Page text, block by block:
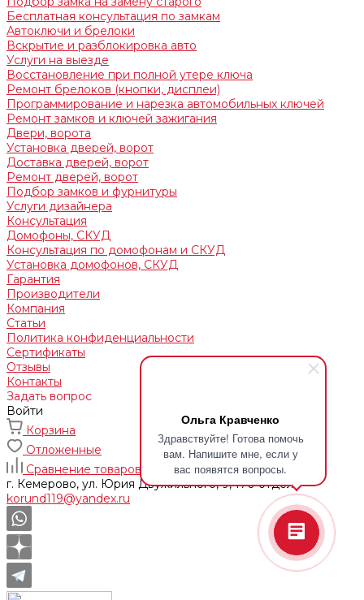
Ольга Кравченко
Здравствуйте! Готова помочь
вам. Напишите мне, если у
вас появятся вопросы.
Бесплатная консультация по замкам
Автоключи и брелоки
Вскрытие и разблокировка авто
Услуги на выезде
Восстановление при полной утере ключа
Ремонт брелоков (кнопки, дисплеи)
Программирование и нарезка автомобильных ключей
Ремонт замков и ключей зажигания
Двери, ворота
Установка дверей, ворот
Доставка дверей, ворот
Ремонт дверей, ворот
Подбор замков и фурнитуры
Услуги дизайнера
Консультация
Домофоны, СКУД
Консультация по домофонам и СКУД
Установка домофонов, СКУД
Гарантия
Производители
Компания
Статьи
Политика конфиденциальности
Сертификаты
Отзывы
Контакты
Задать вопрос
Войти
Корзина
Отложенные
Сравнение товаров
г. Кемерово, ул. Юрия Двужильного, 9, 170 отдел
korund119@yandex.ru